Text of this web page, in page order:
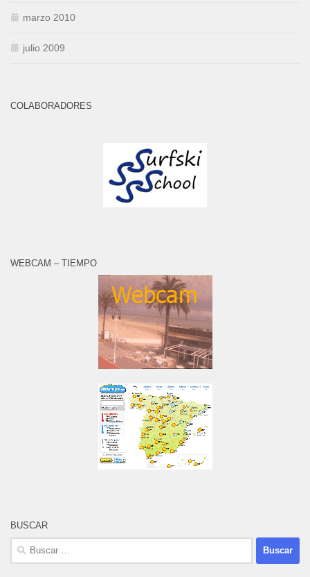
marzo 2010
julio 2009
COLABORADORES
WEBCAM – TIEMPO
BUSCAR
Buscar: